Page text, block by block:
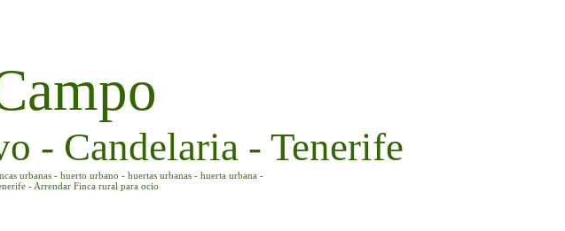
- Candelaria - Tenerife
urbanas - huerto urbano - huertas urbanas - huerta urbana -
- Arrendar Finca rural para ocio